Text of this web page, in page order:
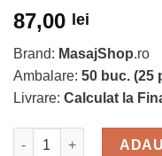
87,00 lei
Brand: MasajShop.ro
Ambalare: 50 buc. (25
Livrare: Calculat la
Cantitate